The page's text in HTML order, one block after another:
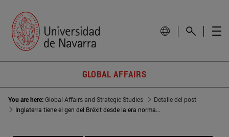
GLOBAL AFFAIRS
You are here:Global Affairs and Strategic Studies
Detalle del post
Inglaterra tiene el gen del Bréxit desde la era normanda